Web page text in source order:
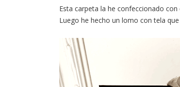
Esta carpeta la he confeccionado
Luego he hecho un lomo con tela